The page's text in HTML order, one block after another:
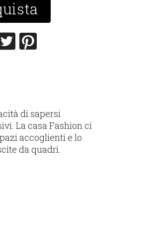
di sapersi
La casa Fashion ci
accoglienti e lo
da quadri.